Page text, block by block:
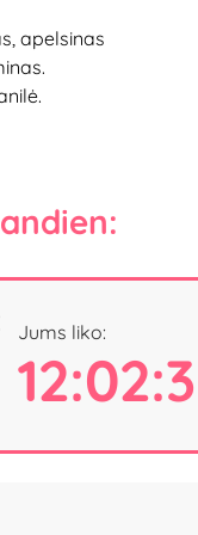
apelsinas
Jums liko: